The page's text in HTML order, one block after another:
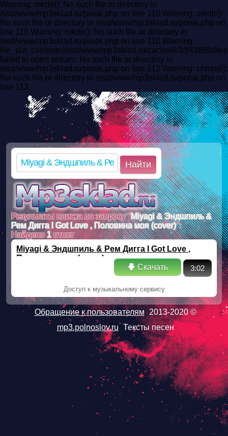
Warning: mkdir(): No such file or directory in
/ssd/www/mp3sklad.ru/poisk.php on line 110 Warning: mkdir():
No such file or directory in /ssd/www/mp3sklad.ru/poisk.php on
line 110 Warning: mkdir(): No such file or directory in
/ssd/www/mp3sklad.ru/poisk.php on line 110 Warning:
file_put_contents(/ssd/www/mp3sklad.ru/cache/4/3/f/
failed to open stream: No such file or directory in
/ssd/www/mp3sklad.ru/poisk.php on line 112 Warning: chmod():
No such file or directory in /ssd/www/mp3sklad.ru/poisk.php on
line 113
Найти
Результаты поиска по запросу "Miyagi & Эндшпиль &
Рем Дигга I Got Love , Половина моя (cover)":
Найдено1ответ
Miyagi & Эндшпиль & Рем Дигга I Got Love ,
Половина моя (cover)
🡇 Скачать
3:02
Доступ к музыкальному сервису
Обращение к пользователям 2013-2020 ©
mp3.polnoslov.ru Тексты песен